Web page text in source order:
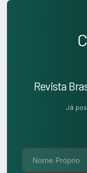
Revista
Já